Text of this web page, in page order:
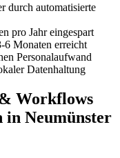
durch automatisierte
pro Jahr eingespart
6 Monaten erreicht
Personalaufwand
Datenhaltung
Workflows
Neumünster